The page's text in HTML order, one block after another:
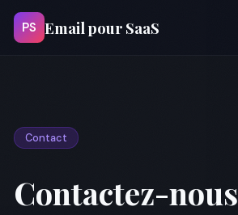
PS Email pour SaaS
Contact
Contactez-nous